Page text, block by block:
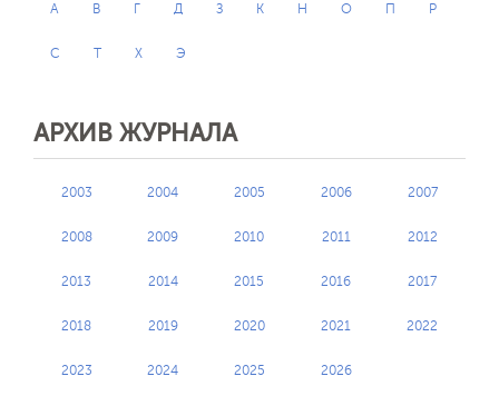
А В Г Д З К Н О П Р
С Т Х Э
АРХИВ ЖУРНАЛА
2003 2004 2005 2006 2007
2008 2009 2010 2011 2012
2013 2014 2015 2016 2017
2018 2019 2020 2021 2022
2023 2024 2025 2026